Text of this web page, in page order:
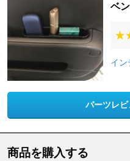
ベ
イン
パーツレ
商品を購入する